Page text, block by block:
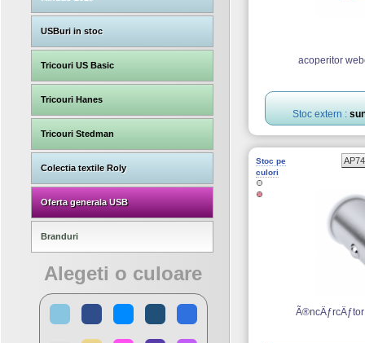
USBuri in stoc
Tricouri US Basic
Tricouri Hanes
Tricouri Stedman
Colectia textile Roly
Oferta generala USB
Branduri
Alegeti o culoare
acoperitor
Stoc extern :
Stoc pe
culori